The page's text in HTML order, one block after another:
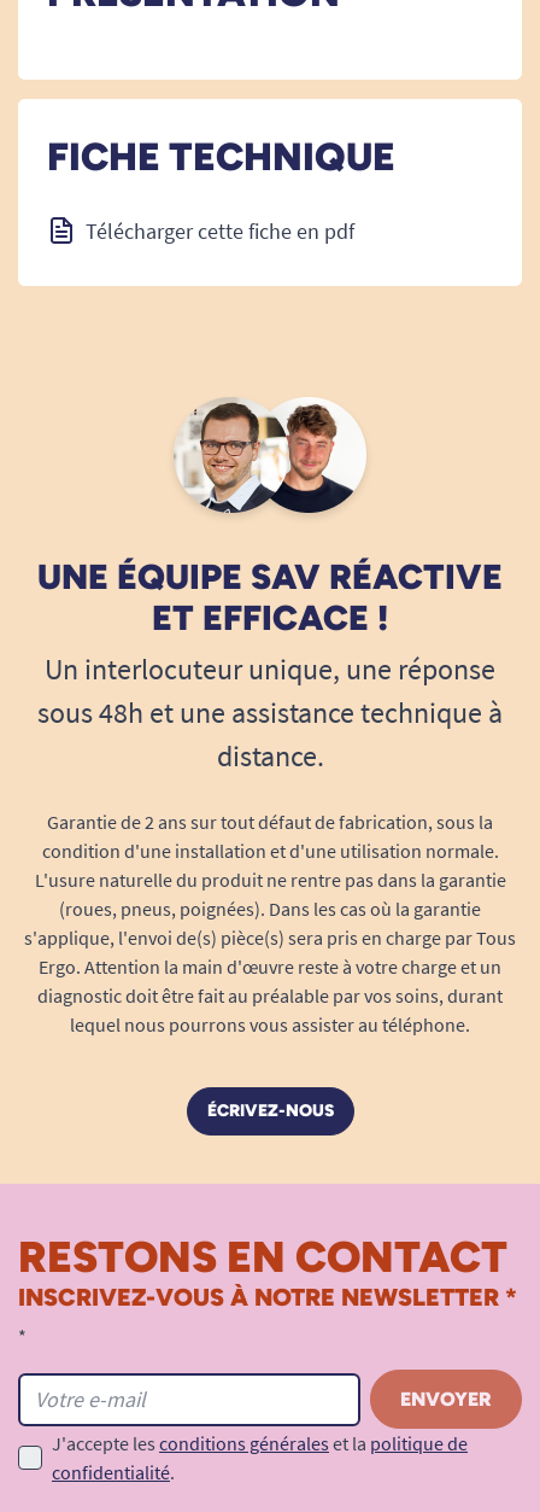
FICHE TECHNIQUE
Télécharger cette fiche en pdf
UNE ÉQUIPE SAV RÉACTIVE
ET EFFICACE !
Un interlocuteur unique, une réponse
sous 48h et une assistance technique à
distance.
Garantie de 2 ans sur tout défaut de fabrication, sous la
condition d'une installation et d'une utilisation normale.
L'usure naturelle du produit ne rentre pas dans la garantie
(roues, pneus, poignées). Dans les cas où la garantie
s'applique, l'envoi de(s) pièce(s) sera pris en charge par Tous
Ergo. Attention la main d'œuvre reste à votre charge et un
diagnostic doit être fait au préalable par vos soins, durant
lequel nous pourrons vous assister au téléphone.
ÉCRIVEZ-NOUS
RESTONS EN CONTACT
INSCRIVEZ-VOUS À NOTRE NEWSLETTER *
*
J'accepte les conditions générales et la politique de
confidentialité.